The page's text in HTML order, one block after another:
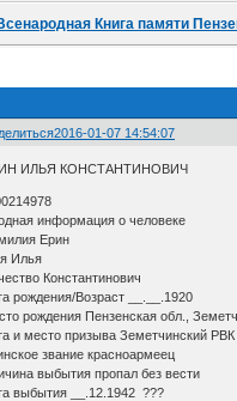
Книга памяти
2016-01-07 14:54:07
ИЛЬЯ КОНСТАНТИНОВИЧ
информация о человеке
Ерин
Илья
Константинович
рождения/Возраст __.__.1920
рождения Пензенская обл.,
и место призыва Земетчинский РВК
звание красноармеец
выбытия пропал без вести
выбытия __.12.1942 ???